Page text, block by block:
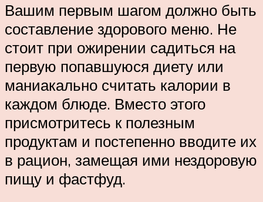
Вашим первым шагом должно быть
составление здорового меню. Не
стоит при ожирении садиться на
первую попавшуюся диету или
маниакально считать калории в
каждом блюде. Вместо этого
присмотритесь к полезным
продуктам и постепенно вводите их
в рацион, замещая ими нездоровую
пищу и фастфуд.